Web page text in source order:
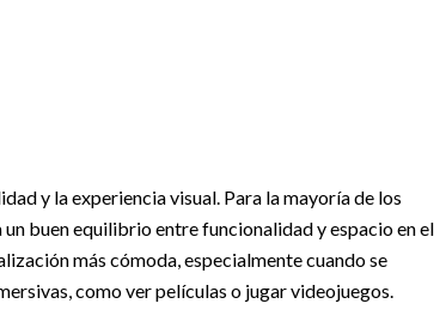
y la experiencia visual. Para la mayoría de los
buen equilibrio entre funcionalidad y espacio en el
más cómoda, especialmente cuando se
como ver películas o jugar videojuegos.